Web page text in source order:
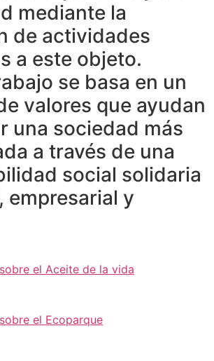
mediante la
de actividades
a este objeto.
se basa en un
valores que ayudan
una sociedad más
a través de una
social solidaria
empresarial y
el Aceite de la vida
el Ecoparque